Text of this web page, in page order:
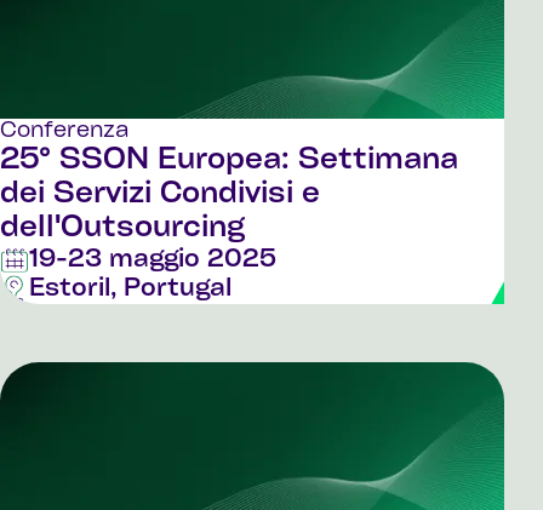
Conferenza
25° SSON Europea: Settimana
dei Servizi Condivisi e
dell'Outsourcing
19-23 maggio 2025
Estoril, Portugal